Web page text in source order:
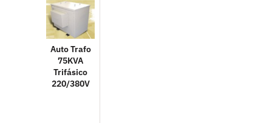
Auto Trafo
75KVA
Trifásico
220/380V